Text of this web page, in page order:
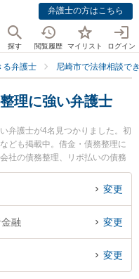
弁護士の方はこちら
探す 閲覧履歴 マイリスト ログイン
る弁護士 尼崎市で法律相談で
理に強い弁護士
弁護士が4名見つかりました。初
ども掲載中。借金・債務整理に
社の債務整理、リボ払いの債務
利です。特に尼崎桂木法律事務
司弁護士、太田川口法律事務所
務整理のトラブル解決の実績豊
料で消費者金融の債務整理を法
い』などでお困りの相談者さん
変更
融 変更
変更